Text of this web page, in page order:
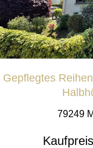
Gepflegtes
79249